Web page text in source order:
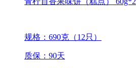
规格：690克（12只）
质保：90天